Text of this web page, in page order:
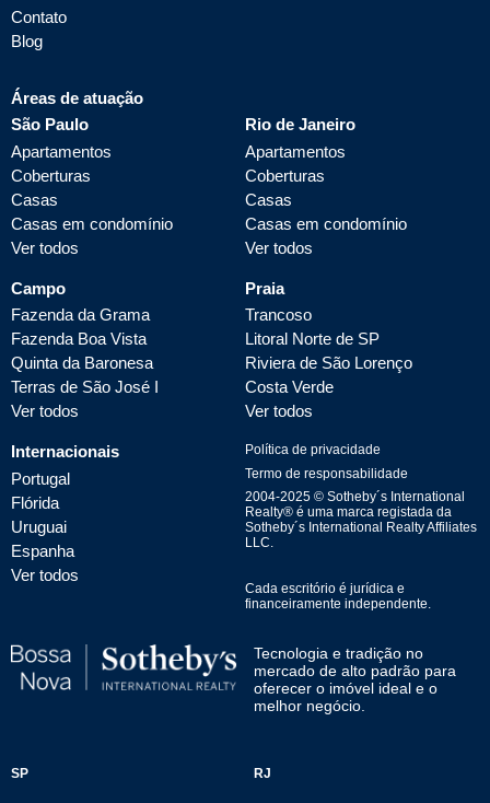
Contato
Blog
Áreas de atuação
São Paulo
Apartamentos
Coberturas
Casas
Casas em condomínio
Ver todos
Rio de Janeiro
Apartamentos
Coberturas
Casas
Casas em condomínio
Ver todos
Campo
Fazenda da Grama
Fazenda Boa Vista
Quinta da Baronesa
Terras de São José I
Ver todos
Praia
Trancoso
Litoral Norte de SP
Riviera de São Lorenço
Costa Verde
Ver todos
Internacionais
Portugal
Flórida
Uruguai
Espanha
Ver todos
Política de privacidade
Termo de responsabilidade
2004-2025 © Sotheby´s International
Realty® é uma marca registada da
Sotheby´s International Realty Affiliates
LLC.
Cada escritório é jurídica e
financeiramente independente.
Tecnologia e tradição no
mercado de alto padrão para
oferecer o imóvel ideal e o
melhor negócio.
SP RJ